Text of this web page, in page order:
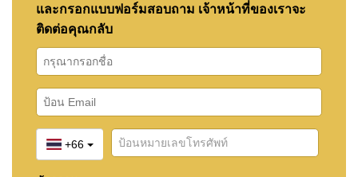
และกรอกแบบฟอร์มสอบถาม เจ้าหน้าที่ของเราจะ
ติดต่อคุณกลับ
+66